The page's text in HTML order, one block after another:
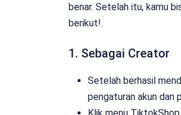
benar. Setelah itu, kamu
berikut!.
1. Sebagai Creator
Setelah berhasil
pengaturan akun dan